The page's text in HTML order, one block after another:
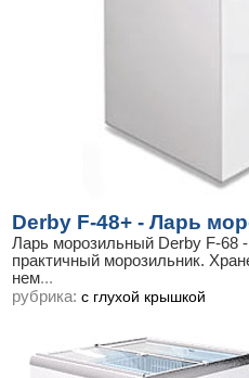
Derby F-48+ - Ларь
Ларь морозильный Derby F-68
практичный морозильник.
нем...
рубрика: с глухой крышкой